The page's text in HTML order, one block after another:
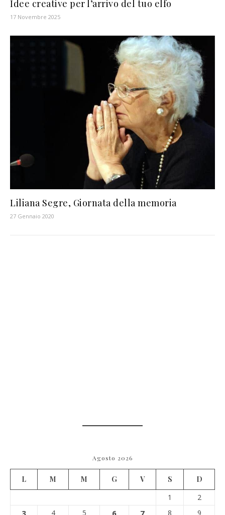
Idee creative per l’arrivo del tuo elfo
17 Novembre 2025
Liliana Segre, Giornata della memoria
27 Gennaio 2020
Agosto 2026
L M M G V S
D
1
2
4 5 8
9